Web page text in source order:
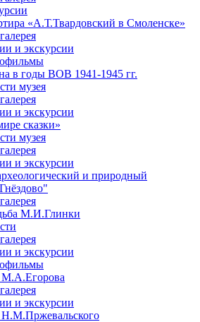
«А.Т.Твардовский в Смоленске»
и экскурсии
в годы ВОВ 1941-1945 гг.
музея
и экскурсии
сказки»
музея
и экскурсии
и природный
М.И.Глинки
и экскурсии
и экскурсии